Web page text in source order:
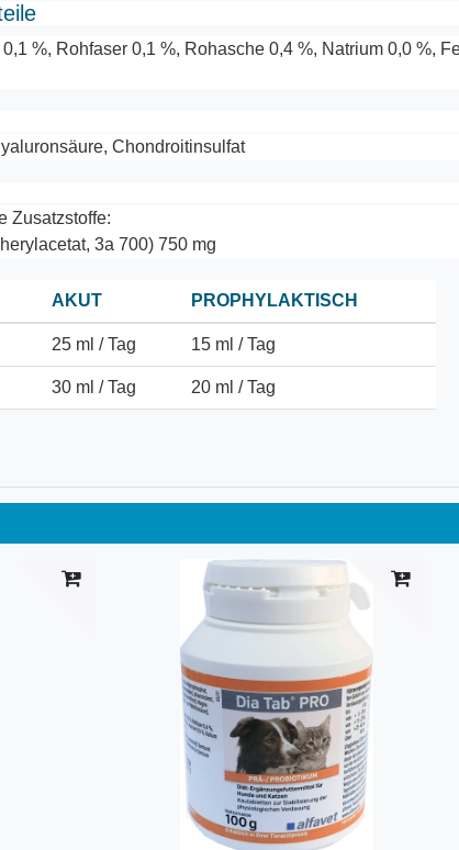
%, Rohfaser 0,1 %, Rohasche 0,4 %, Natrium 0,0 %,
Chondroitinsulfat
Zusatzstoffe:
3a 700) 750 mg
AKUT PROPHYLAKTISCH
25 ml / Tag 15 ml / Tag
30 ml / Tag 20 ml / Tag